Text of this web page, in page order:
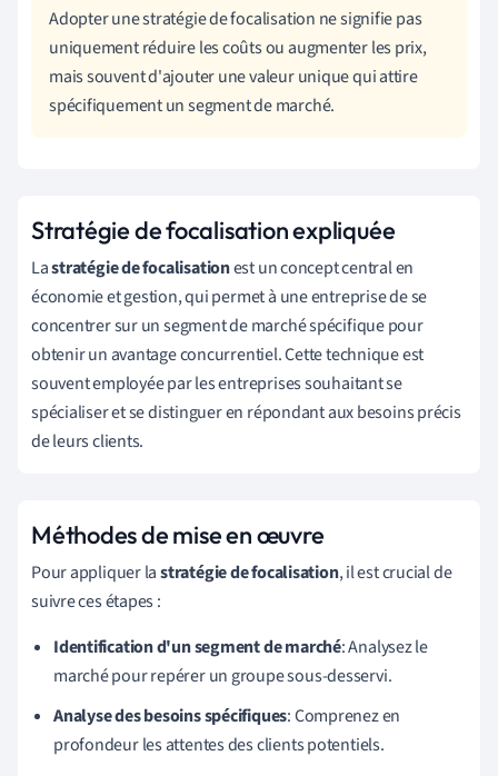
Adopter une stratégie de focalisation ne signifie pas
uniquement réduire les coûts ou augmenter les prix,
mais souvent d'ajouter une valeur unique qui attire
spécifiquement un segment de marché.
Stratégie de focalisation expliquée
Lastratégie de focalisationest un concept central en
économie et gestion, qui permet à une entreprise de se
concentrer sur un segment de marché spécifique pour
obtenir un avantage concurrentiel. Cette technique est
souvent employée par les entreprises souhaitant se
spécialiser et se distinguer en répondant aux besoins précis
de leurs clients.
Méthodes de mise en œuvre
Pour appliquer lastratégie de focalisation, il est crucial de
suivre ces étapes :
Identification d'un segment de marché: Analysez le
marché pour repérer un groupe sous-desservi.
Analyse des besoins spécifiques: Comprenez en
profondeur les attentes des clients potentiels.